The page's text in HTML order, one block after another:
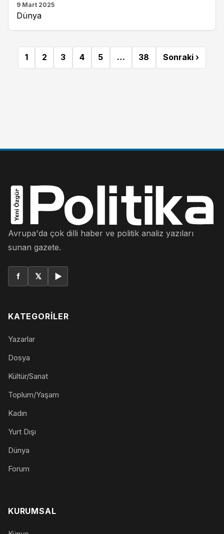
9 Mart 2025
Dünya
1 2 3 4 5 … 38 Sonraki ›
Avrupa'da çok dilli haber ve politik analiz yazıları
sunan gazete.
f 𝕏 ▶
KATEGORILER
Yazarlar
Dosya
Kültür/Sanat
Toplum/Yaşam
Kadın
Yurt Dışı
Dünya
Forum
KURUMSAL